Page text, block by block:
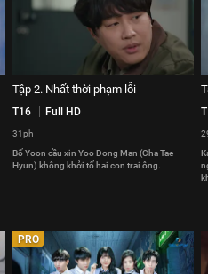
Tập 2. Nhất thời phạm lỗi
T16 Full HD
31ph
Bố Yoon cầu xin Yoo Dong Man (Cha Tae
Hyun) không khởi tố hai con trai ông.
PRO